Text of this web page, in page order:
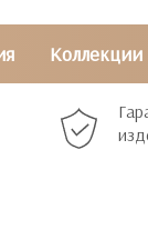
Коллекции